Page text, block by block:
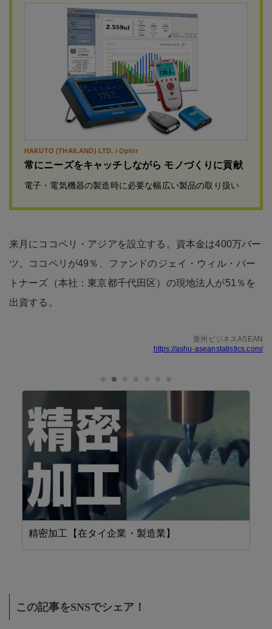
HAKUTO (THAILAND) LTD. / Ophir
常にニーズをキャッチしながら モノづくりに貢献
電子・電気機器の製造時に必要な幅広い製品の取り扱い
来月にココペリ・アジアを設立する。資本金は400万バー
ツ。ココペリが49％、ファンドのジェイ・ウィル・パー
トナーズ（本社：東京都千代田区）の現地法人が51％を
出資する。
亜州ビジネスASEAN
https://ashu-aseanstatistics.com/
精密加工【在タイ企業・製造業】
この記事をSNSでシェア！